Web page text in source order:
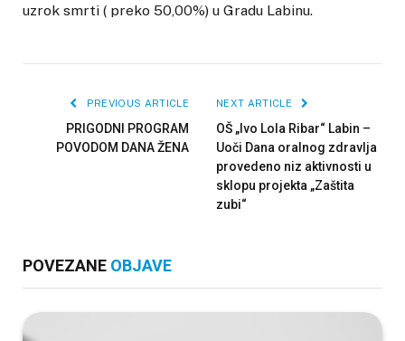
uzrok smrti ( preko 50,00%) u Gradu Labinu.
PREVIOUS ARTICLE
PRIGODNI PROGRAM
POVODOM DANA ŽENA
NEXT ARTICLE
OŠ „Ivo Lola Ribar“ Labin –
Uoči Dana oralnog zdravlja
provedeno niz aktivnosti u
sklopu projekta „Zaštita
zubi“
POVEZANE OBJAVE